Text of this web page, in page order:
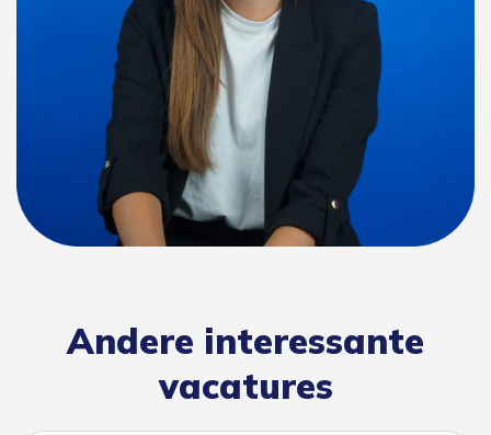
Andere interessante
vacatures